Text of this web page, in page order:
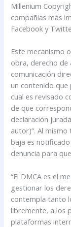
Millenium
compañías más
Facebook y
Este mecanismo
obra, derecho de
comunicación
un contenido que
cual es revisado
de que
declaración
autor)”. Al
baja es
denuncia para
“El DMCA es el
gestionar los
contempla tanto
libremente, a los
plataformas